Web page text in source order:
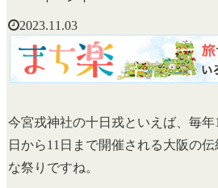
2023.11.03
今宮戎神社の十日戎といえば、毎年
日から11日まで開催される大阪の伝
な祭りですね。